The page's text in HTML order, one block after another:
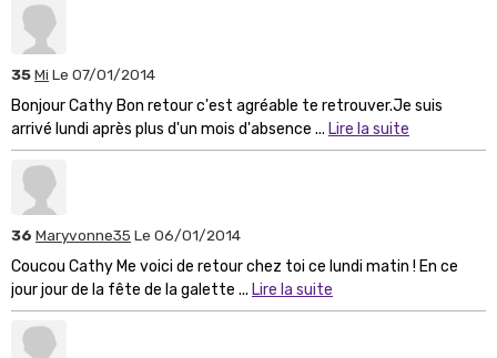
35Mi Le 07/01/2014
Bonjour Cathy Bon retour c'est agréable te retrouver.Je suis
arrivé lundi après plus d'un mois d'absence ... Lire la suite
36 Maryvonne35 Le 06/01/2014
Coucou Cathy Me voici de retour chez toi ce lundi matin ! En ce
jour jour de la fête de la galette ... Lire la suite